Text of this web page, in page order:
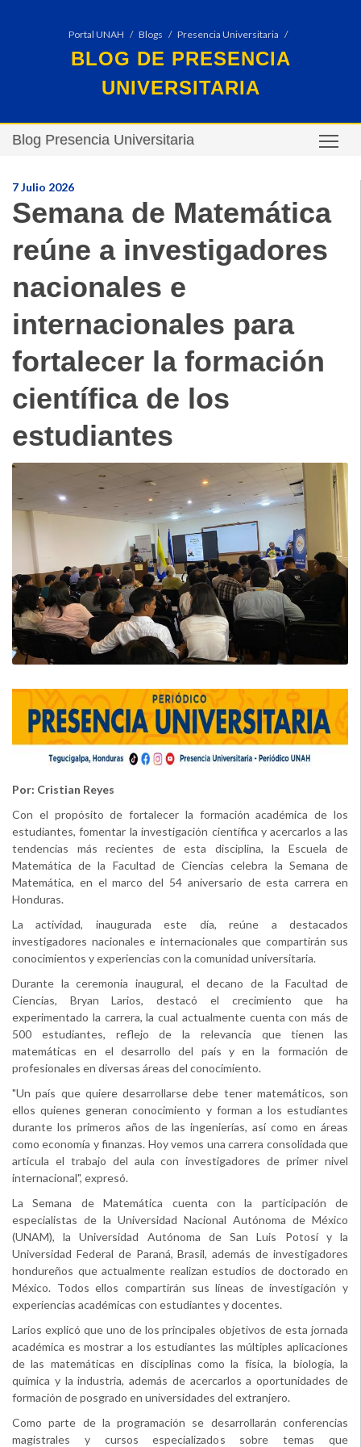
Portal UNAH Blogs Presencia Universitaria
BLOG DE PRESENCIA
UNIVERSITARIA
Blog Presencia Universitaria
7 Julio 2026
Semana de Matemática
reúne a investigadores
nacionales e
internacionales para
fortalecer la formación
científica de los
estudiantes
Por: Cristian Reyes
Con el propósito de fortalecer la formación académica de los
estudiantes, fomentar la investigación científica y acercarlos a las
tendencias más recientes de esta disciplina, la Escuela de
Matemática de la Facultad de Ciencias celebra la Semana de
Matemática, en el marco del 54 aniversario de esta carrera en
Honduras.
La actividad, inaugurada este día, reúne a destacados
investigadores nacionales e internacionales que compartirán sus
conocimientos y experiencias con la comunidad universitaria.
Durante la ceremonia inaugural, el decano de la Facultad de
Ciencias, Bryan Larios, destacó el crecimiento que ha
experimentado la carrera, la cual actualmente cuenta con más de
500 estudiantes, reflejo de la relevancia que tienen las
matemáticas en el desarrollo del país y en la formación de
profesionales en diversas áreas del conocimiento.
"Un país que quiere desarrollarse debe tener matemáticos, son
ellos quienes generan conocimiento y forman a los estudiantes
durante los primeros años de las ingenierías, así como en áreas
como economía y finanzas. Hoy vemos una carrera consolidada que
articula el trabajo del aula con investigadores de primer nivel
internacional", expresó.
La Semana de Matemática cuenta con la participación de
especialistas de la Universidad Nacional Autónoma de México
(UNAM), la Universidad Autónoma de San Luis Potosí y la
Universidad Federal de Paraná, Brasil, además de investigadores
hondureños que actualmente realizan estudios de doctorado en
México. Todos ellos compartirán sus líneas de investigación y
experiencias académicas con estudiantes y docentes.
Larios explicó que uno de los principales objetivos de esta jornada
académica es mostrar a los estudiantes las múltiples aplicaciones
de las matemáticas en disciplinas como la física, la biología, la
química y la industria, además de acercarlos a oportunidades de
formación de posgrado en universidades del extranjero.
Como parte de la programación se desarrollarán conferencias
magistrales y cursos especializados sobre temas que